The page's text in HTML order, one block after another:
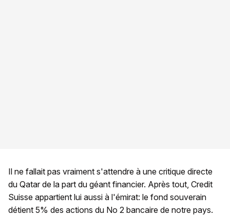
Il ne fallait pas vraiment s'attendre à une critique directe
du Qatar de la part du géant financier. Après tout, Credit
Suisse appartient lui aussi à l'émirat: le fond souverain
détient 5% des actions du No 2 bancaire de notre pays.